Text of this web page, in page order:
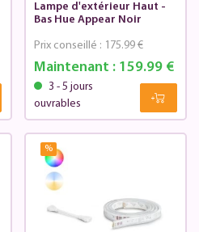
Lampe d'extérieur Haut -
Bas Hue Appear Noir
Maintenant : 159.99 €
Prix conseillé : 175.99 €
3 - 5 jours
ouvrables
%